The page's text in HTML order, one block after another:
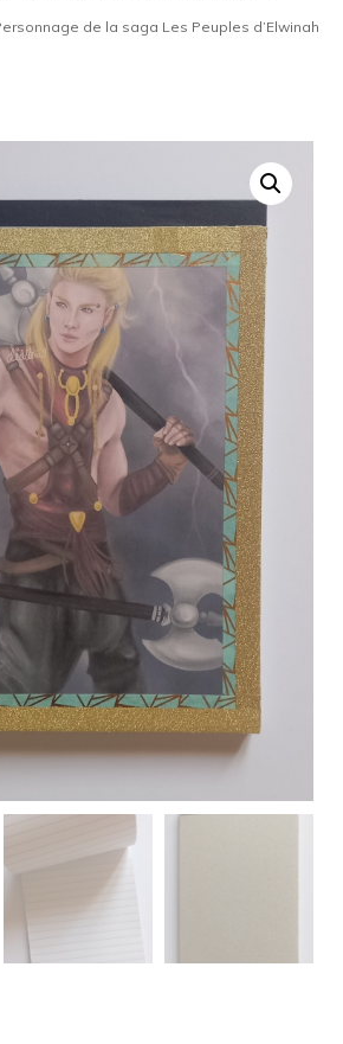
de la saga Les Peuples d’Elwinah